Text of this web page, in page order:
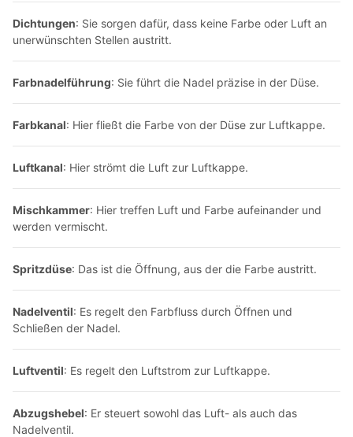
Dichtungen: Sie sorgen dafür, dass keine Farbe oder Luft an
unerwünschten Stellen austritt.
Farbnadelführung: Sie führt die Nadel präzise in der Düse.
Farbkanal: Hier fließt die Farbe von der Düse zur Luftkappe.
Luftkanal: Hier strömt die Luft zur Luftkappe.
Mischkammer: Hier treffen Luft und Farbe aufeinander und
werden vermischt.
Spritzdüse: Das ist die Öffnung, aus der die Farbe austritt.
Nadelventil: Es regelt den Farbfluss durch Öffnen und
Schließen der Nadel.
Luftventil: Es regelt den Luftstrom zur Luftkappe.
Abzugshebel: Er steuert sowohl das Luft- als auch das
Nadelventil.